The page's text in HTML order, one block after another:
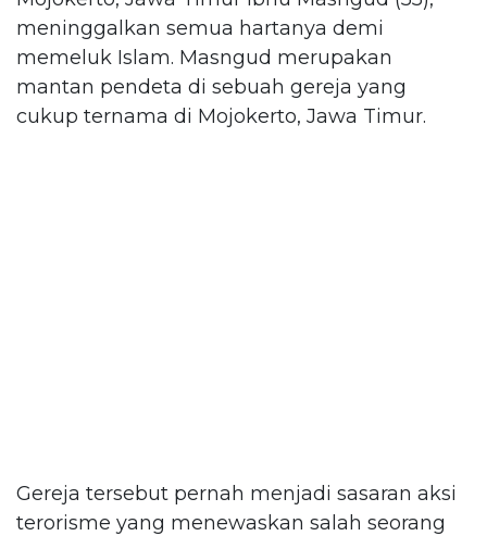
meninggalkan semua hartanya demi
memeluk Islam. Masngud merupakan
mantan pendeta di sebuah gereja yang
cukup ternama di Mojokerto, Jawa Timur.
Gereja tersebut pernah menjadi sasaran aksi
terorisme yang menewaskan salah seorang